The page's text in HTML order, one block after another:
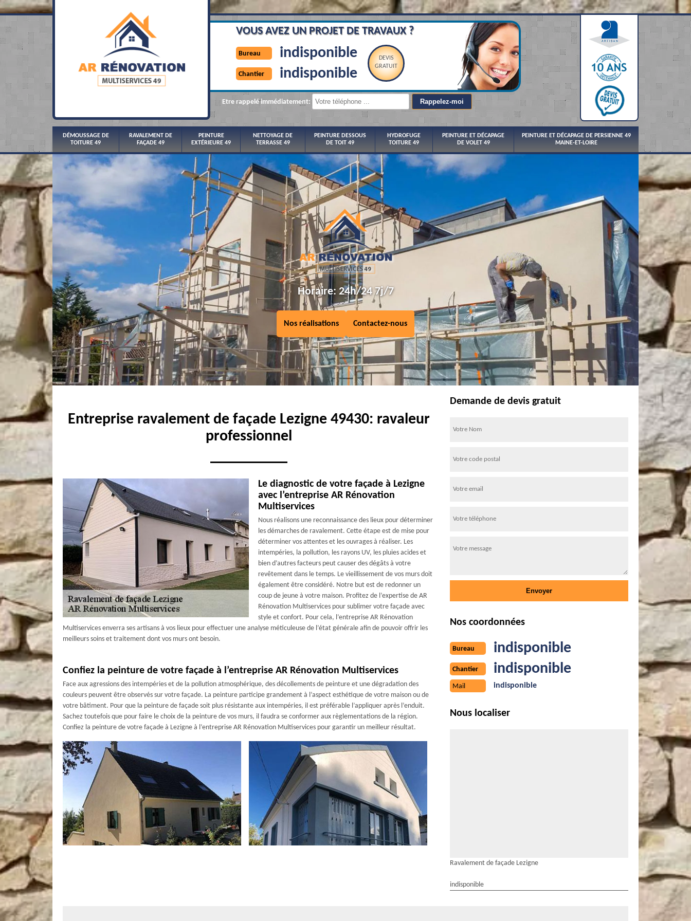
VOUS AVEZ UN PROJET DE TRAVAUX ?
Bureau indisponible
Chantier indisponible
DEVIS
GRATUIT
Etre rappelé immédiatement:
DÉMOUSSAGE DE
TOITURE 49
RAVALEMENT DE
FAÇADE 49
PEINTURE
EXTÉRIEURE 49
NETTOYAGE DE
TERRASSE 49
PEINTURE DESSOUS
DE TOIT 49
HYDROFUGE
TOITURE 49
PEINTURE ET DÉCAPAGE
DE VOLET 49
PEINTURE ET DÉCAPAGE DE PERSIENNE 49
MAINE-ET-LOIRE
Horaire: 24h/24 7j/7
Nos réalisations Contactez-nous
Entreprise ravalement de façade Lezigne 49430: ravaleur
professionnel
Le diagnostic de votre façade à Lezigne
avec l’entreprise AR Rénovation
Multiservices
Nous réalisons une reconnaissance des lieux pour déterminer
les démarches de ravalement. Cette étape est de mise pour
déterminer vos attentes et les ouvrages à réaliser. Les
intempéries, la pollution, les rayons UV, les pluies acides et
bien d’autres facteurs peut causer des dégâts à votre
revêtement dans le temps. Le vieillissement de vos murs doit
également être considéré. Notre but est de redonner un
coup de jeune à votre maison. Profitez de l’expertise de AR
Rénovation Multiservices pour sublimer votre façade avec
style et confort. Pour cela, l’entreprise AR Rénovation
Multiservices enverra ses artisans à vos lieux pour effectuer une analyse méticuleuse de l’état générale afin de pouvoir offrir les
meilleurs soins et traitement dont vos murs ont besoin.
Confiez la peinture de votre façade à l’entreprise AR Rénovation Multiservices
Face aux agressions des intempéries et de la pollution atmosphérique, des décollements de peinture et une dégradation des
couleurs peuvent être observés sur votre façade. La peinture participe grandement à l’aspect esthétique de votre maison ou de
votre bâtiment. Pour que la peinture de façade soit plus résistante aux intempéries, il est préférable l’appliquer après l’enduit.
Sachez toutefois que pour faire le choix de la peinture de vos murs, il faudra se conformer aux règlementations de la région.
Confiez la peinture de votre façade à Lezigne à l’entreprise AR Rénovation Multiservices pour garantir un meilleur résultat.
Demande de devis gratuit
Nos coordonnées
Bureau indisponible
Chantier indisponible
Mail indisponible
Nous localiser
Ravalement de façade Lezigne
indisponible